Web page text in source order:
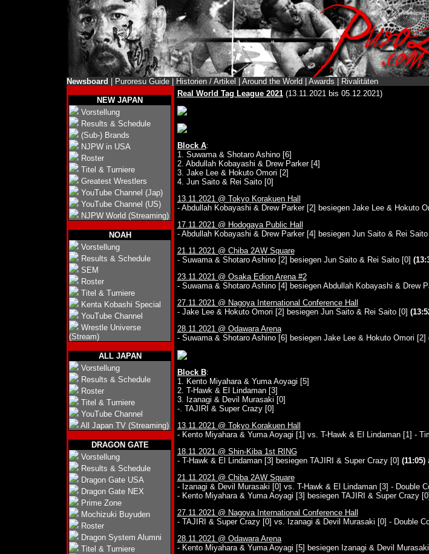
Newsboard Puroresu Guide| Historien / Artikel Around the World Awards Rivalitäten
NEW JAPAN
Vorstellung
Results & Schedule
(Sub-) Brands
NJPW in USA
Roster
Titel & Turniere
Greatest Wrestlers
YouTube Channel (Jap)
YouTube Channel (US)
NJPW World (Streaming)
NOAH
Vorstellung
Results & Schedule
SEM
Roster
Titel & Turniere
Kenta Kobashi Special
YouTube Channel
Wrestle Universe
(Stream)
ALL JAPAN
Vorstellung
Results & Schedule
Roster
Titel & Turniere
YouTube Channel
All Japan TV (Streaming)
DRAGON GATE
Vorstellung
Results & Schedule
Dragon Gate USA
Dragon Gate NEX
Prime Zone
Mochizuki Buyuden
Roster
Dragon System Alumni
Titel & Turniere
Real World Tag League 2021(13.11.2021 bis 05.12.2021)
Block A:
1. Suwama & Shotaro Ashino [6]
2. Abdullah Kobayashi & Drew Parker [4]
3. Jake Lee & Hokuto Omori [2]
4. Jun Saito & Rei Saito [0]
13.11.2021 @ Tokyo Korakuen Hall
- Abdullah Kobayashi & Drew Parker [2] besiegen Jake Lee & Hokuto
17.11.2021 @ Hodogaya Public Hall
- Abdullah Kobayashi & Drew Parker [4] besiegen Jun Saito & Rei Saito
21.11.2021 @ Chiba 2AW Square
- Suwama & Shotaro Ashino [2] besiegen Jun Saito & Rei Saito [0]
23.11.2021 @ Osaka Edion Arena #2
- Suwama & Shotaro Ashino [4] besiegen Abdullah Kobayashi & Drew
27.11.2021 @ Nagoya International Conference Hall
- Jake Lee & Hokuto Omori [2] besiegen Jun Saito & Rei Saito [0]
28.11.2021 @ Odawara Arena
- Suwama & Shotaro Ashino [6] besiegen Jake Lee & Hokuto Omori [2]
Block B:
1. Kento Miyahara & Yuma Aoyagi [5]
2. T-Hawk & El Lindaman [3]
3. Izanagi & Devil Murasaki [0]
-. TAJIRI & Super Crazy [0]
13.11.2021 @ Tokyo Korakuen Hall
- Kento Miyahara & Yuma Aoyagi [1] vs. T-Hawk & El Lindaman [1] -
18.11.2021 @ Shin-Kiba 1st RING
- T-Hawk & El Lindaman [3] besiegen TAJIRI & Super Crazy [0] (11:05)
21.11.2021 @ Chiba 2AW Square
- Izanagi & Devil Murasaki [0] vs. T-Hawk & El Lindaman [3] - Double
- Kento Miyahara & Yuma Aoyagi [3] besiegen TAJIRI & Super Crazy [0]
27.11.2021 @ Nagoya International Conference Hall
- TAJIRI & Super Crazy [0] vs. Izanagi & Devil Murasaki [0] - Double
28.11.2021 @ Odawara Arena
- Kento Miyahara & Yuma Aoyagi [5] besiegen Izanagi & Devil